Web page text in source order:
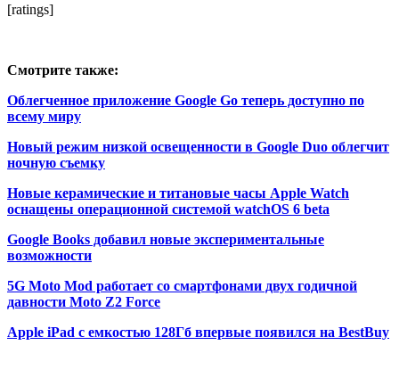
[ratings]
Смотрите также:
Облегченное приложение Google Go теперь доступно по
всему миру
Новый режим низкой освещенности в Google Duo облегчит
ночную съемку
Новые керамические и титановые часы Apple Watch
оснащены операционной системой watchOS 6 beta
Google Books добавил новые экспериментальные
возможности
5G Moto Mod работает со смартфонами двух годичной
давности Moto Z2 Force
Apple iPad с емкостью 128Гб впервые появился на BestBuy